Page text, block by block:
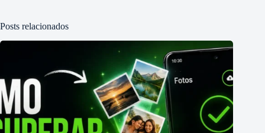
Posts relacionados